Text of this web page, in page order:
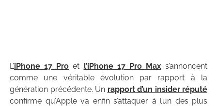
L’iPhone 17 Pro et l’iPhone 17 Pro Maxs’annoncent
comme une véritable évolution par rapport à la
génération précédente. Un rapport d’un insider réputé
confirme qu’Apple va enfin s’attaquer à l’un des plus